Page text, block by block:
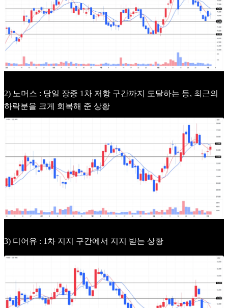
2) 노머스 : 당일 장중 1차 저항 구간까지 도달하는 등, 최근의
하락분을 크게 회복해 준 상황
3) 디어유 : 1차 지지 구간에서 지지 받는 상황